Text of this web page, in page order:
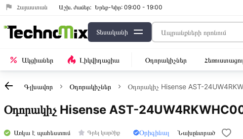
Հայաստան Աշխ․ ժամեր: Երեք-Կիր: 09:00 - 19:00
Տեսականի
Ակցիաներ Լիկվիդացիա Օդորակիչներ
Գլխավոր Օդորակիչներ Օդորակիչ Hisense AST-
Օդորակիչ Hisense AST-
Առկա է պահեստում Գրել կարծիք Օրիգինալ Նախընտրած